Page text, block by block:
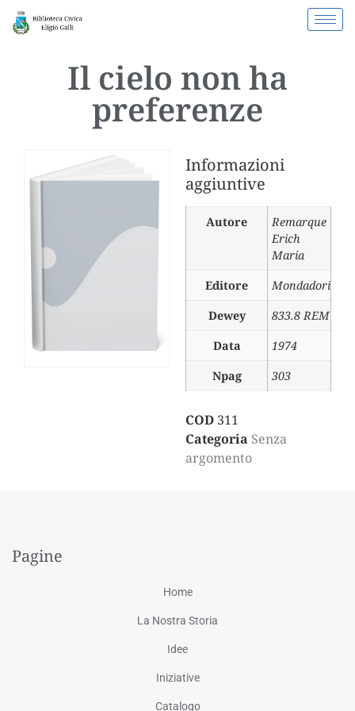
Il cielo non ha
preferenze
Informazioni
aggiuntive
Autore
Remarque
Erich
Maria
Editore
Mondadori
Dewey
833.8 REM
Data
1974
Npag
303
COD 311
Categoria Senza
argomento
Pagine
Home
La Nostra Storia
Idee
Iniziative
Catalogo